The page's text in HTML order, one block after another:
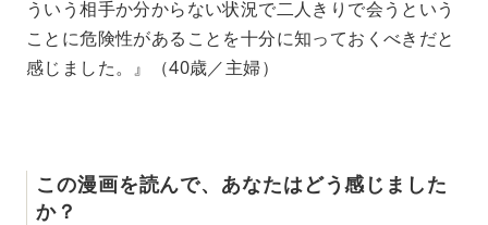
ういう相手か分からない状況で二人きりで会うという
ことに危険性があることを十分に知っておくべきだと
感じました。』（40歳／主婦）
この漫画を読んで、あなたはどう感じました
か？